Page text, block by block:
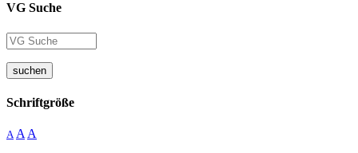
VG Suche
suchen
Schriftgröße
A A A